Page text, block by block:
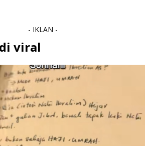
- IKLAN -
viral